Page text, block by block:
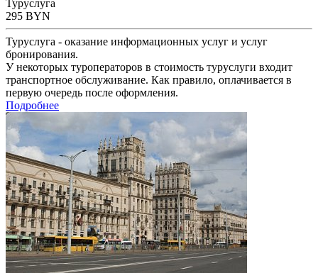
Туруслуга
295 BYN
Туруслуга - оказание информационных услуг и услуг
бронирования.
У некоторых туроператоров в стоимость туруслуги входит
транспортное обслуживание. Как правило, оплачивается в
первую очередь после оформления.
Подробнее